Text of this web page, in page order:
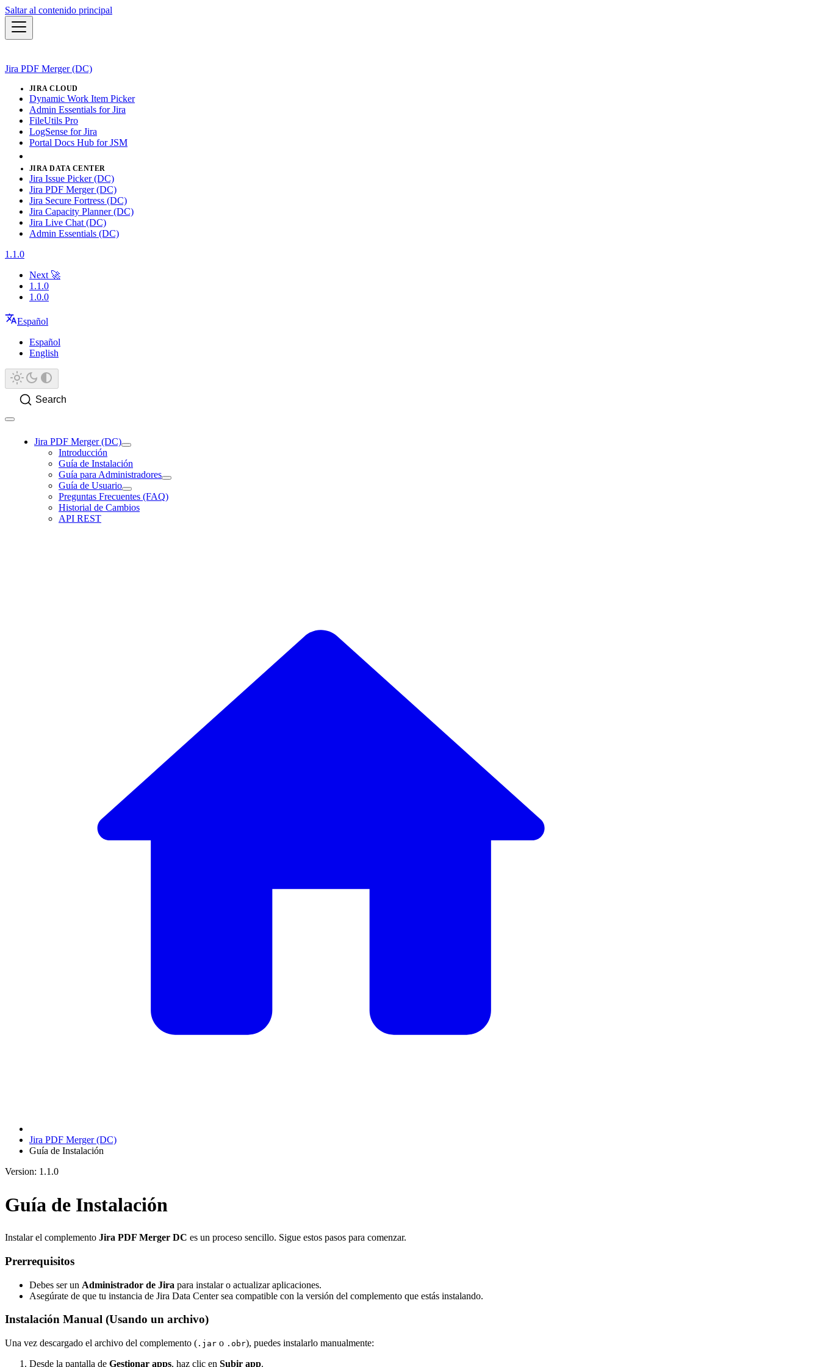
Saltar al contenido principal
Jira PDF Merger (DC)
JIRA CLOUD
Dynamic Work Item Picker
Admin Essentials for Jira
FileUtils Pro
LogSense for Jira
Portal Docs Hub for JSM
JIRA DATA CENTER
Jira Issue Picker (DC)
Jira PDF Merger (DC)
Jira Secure Fortress (DC)
Jira Capacity Planner (DC)
Jira Live Chat (DC)
Admin Essentials (DC)
1.1.0
Next 🚀
1.1.0
1.0.0
Español
Español
English
Search
Jira PDF Merger (DC)
Introducción
Guía de Instalación
Guía para Administradores
Guía de Usuario
Preguntas Frecuentes (FAQ)
Historial de Cambios
API REST
Jira PDF Merger (DC)
Guía de Instalación
Version: 1.1.0
Guía de Instalación
Instalar el complemento Jira PDF Merger DC es un proceso sencillo. Sigue estos pasos para comenzar.
Prerrequisitos
Debes ser un Administrador de Jira para instalar o actualizar aplicaciones.
Asegúrate de que tu instancia de Jira Data Center sea compatible con la versión del complemento que estás instalando.
Instalación Manual (Usando un archivo)
Una vez descargado el archivo del complemento ( .jar o .obr), puedes instalarlo manualmente:
Desde la pantalla de Gestionar apps, haz clic en Subir app.